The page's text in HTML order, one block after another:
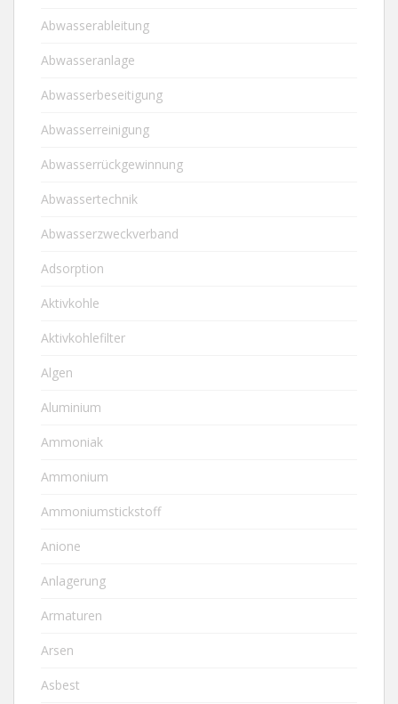
Abwasserableitung
Abwasseranlage
Abwasserbeseitigung
Abwasserreinigung
Abwasserrückgewinnung
Abwassertechnik
Abwasserzweckverband
Adsorption
Aktivkohle
Aktivkohlefilter
Algen
Aluminium
Ammoniak
Ammonium
Ammoniumstickstoff
Anione
Anlagerung
Armaturen
Arsen
Asbest